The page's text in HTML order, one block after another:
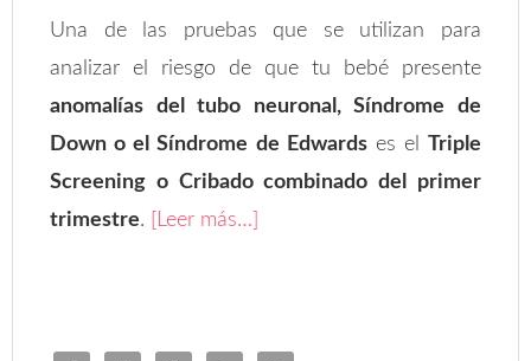
Una de las pruebas que se utilizan para
analizar el riesgo de que tu bebé presente
anomalías del tubo neuronal, Síndrome de
Down o el Síndrome de Edwardses el Triple
Screening o Cribado combinado del primer
trimestre. [Leer más…]